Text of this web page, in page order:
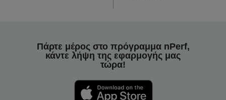
Πάρτε μέρος στο πρόγραμμα nPerf,
κάντε λήψη της εφαρμογής μας
τώρα!